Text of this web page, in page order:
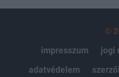
©
impresszum
jogi
adatvédelem